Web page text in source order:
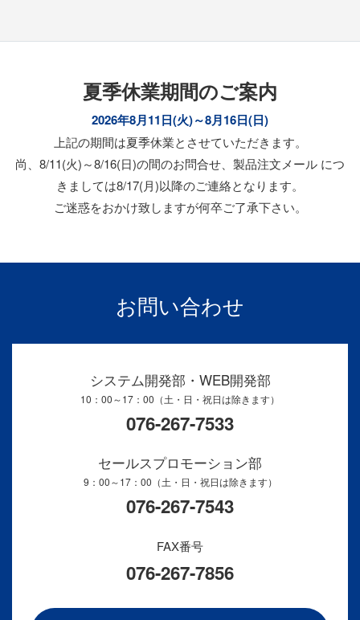
夏季休業期間のご案内
2026年8月11日(火)～8月16日(日)
上記の期間は夏季休業とさせていただきます。
尚、8/11(火)～8/16(日)の間のお問合せ、製品注文メール につ
きましては8/17(月)以降のご連絡となります。
ご迷惑をおかけ致しますが何卒ご了承下さい。
お問い合わせ
システム開発部・WEB開発部
10：00～17：00（土・日・祝日は除きます）
076-267-7533
セールスプロモーション部
9：00～17：00（土・日・祝日は除きます）
076-267-7543
FAX番号
076-267-7856